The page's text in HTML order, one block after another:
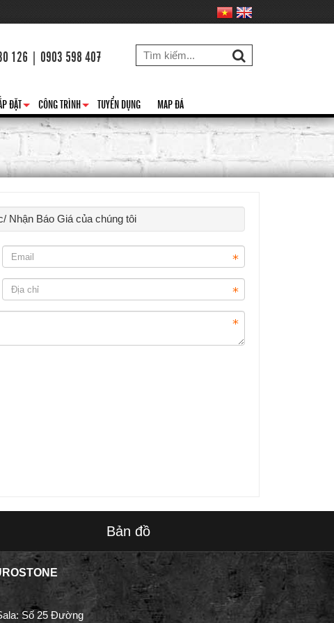
126 | 0903 598 407
+
ĐẶT
+
CÔNG TRÌNH TUYỂN DỤNG MAP ĐÁ
Nhận Báo Giá của chúng tôi
Số 25 Đường
Bản đồ